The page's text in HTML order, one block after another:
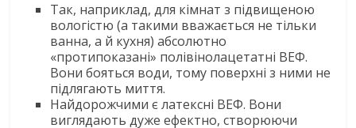
Так, наприклад, для кімнат з підвищеною
вологістю (а такими вважається не тільки
ванна, а й кухня) абсолютно
«протипоказані» полівінолацетатні ВЕФ.
Вони бояться води, тому поверхні з ними не
підлягають миття.
Найдорожчими є латексні ВЕФ. Вони
виглядають дуже ефектно, створюючи